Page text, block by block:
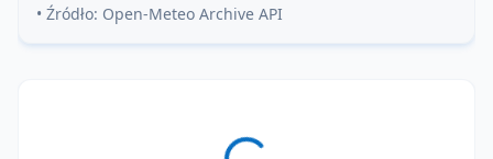
• Źródło: Open-Meteo Archive API